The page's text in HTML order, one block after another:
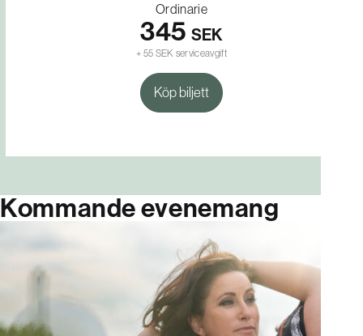
Ordinarie
345 SEK
+ 55 SEK serviceavgift
Köp biljett
Kommande evenemang